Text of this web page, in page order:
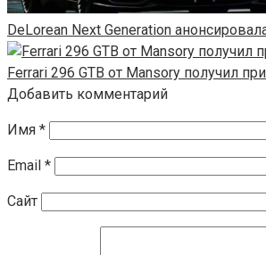
DeLorean Next Generation
Ferrari 296 GTB от Mansory получил
Добавить комментарий
Имя *
Email *
Сайт